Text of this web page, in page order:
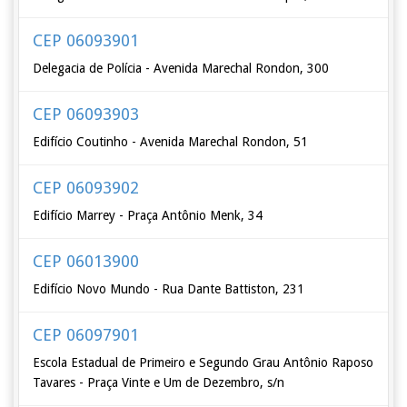
CEP 06093901
Delegacia de Polícia - Avenida Marechal Rondon, 300
CEP 06093903
Edifício Coutinho - Avenida Marechal Rondon, 51
CEP 06093902
Edifício Marrey - Praça Antônio Menk, 34
CEP 06013900
Edifício Novo Mundo - Rua Dante Battiston, 231
CEP 06097901
Escola Estadual de Primeiro e Segundo Grau Antônio Raposo
Tavares - Praça Vinte e Um de Dezembro, s/n